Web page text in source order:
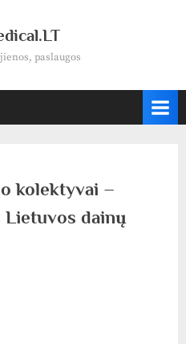
paslaugos
kolektyvai –
dainų